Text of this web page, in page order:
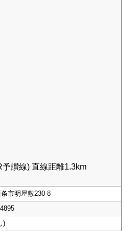
予讃線) 直線距離1.3km
市明屋敷230-8
)